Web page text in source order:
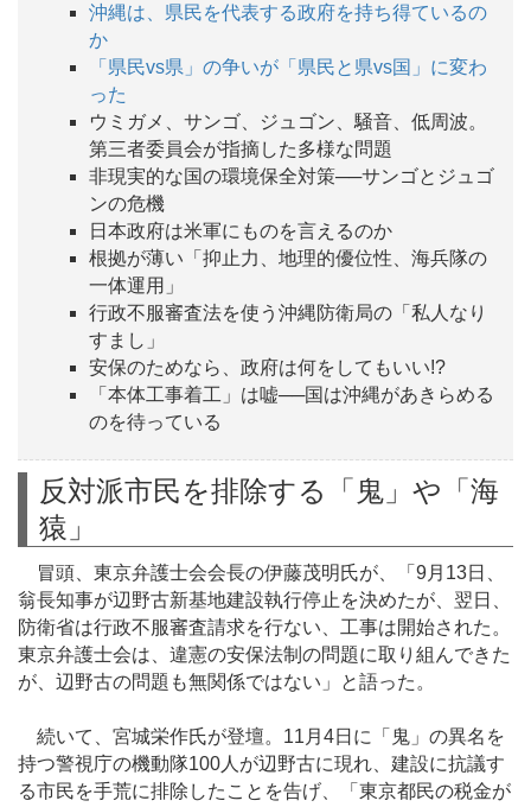
沖縄は、県民を代表する政府を持ち得ているの
か
「県民vs県」の争いが「県民と県vs国」に変わ
った
ウミガメ、サンゴ、ジュゴン、騒音、低周波。
第三者委員会が指摘した多様な問題
非現実的な国の環境保全対策──サンゴとジュゴ
ンの危機
日本政府は米軍にものを言えるのか
根拠が薄い「抑止力、地理的優位性、海兵隊の
一体運用」
行政不服審査法を使う沖縄防衛局の「私人なり
すまし」
安保のためなら、政府は何をしてもいい!?
「本体工事着工」は嘘──国は沖縄があきらめる
のを待っている
反対派市民を排除する「鬼」や「海
猿」
冒頭、東京弁護士会会長の伊藤茂明氏が、「9月13日、
翁長知事が辺野古新基地建設執行停止を決めたが、翌日、
防衛省は行政不服審査請求を行ない、工事は開始された。
東京弁護士会は、違憲の安保法制の問題に取り組んできた
が、辺野古の問題も無関係ではない」と語った。
続いて、宮城栄作氏が登壇。11月4日に「鬼」の異名を
持つ警視庁の機動隊100人が辺野古に現れ、建設に抗議す
る市民を手荒に排除したことを告げ、「東京都民の税金が